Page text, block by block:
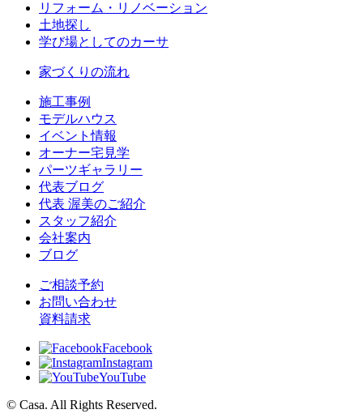
リフォーム・リノベーション
土地探し
学び場としてのカーサ
家づくりの流れ
施工事例
モデルハウス
イベント情報
オーナー宅見学
パーツギャラリー
代表ブログ
代表 渥美のご紹介
スタッフ紹介
会社案内
ブログ
ご相談予約
お問い合わせ
資料請求
Facebook
Instagram
YouTube
© Casa. All Rights Reserved.